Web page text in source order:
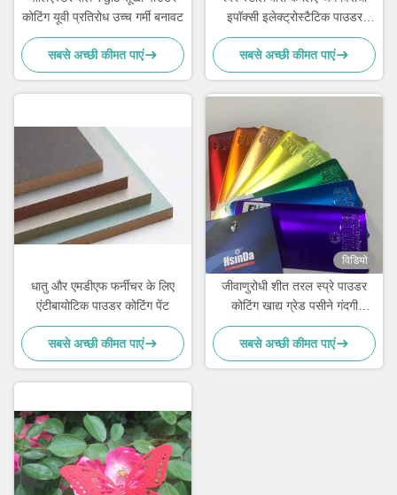
कोटिंग यूवी प्रतिरोध उच्च गर्मी बनावट
सबसे अच्छी कीमत पाएं
इपॉक्सी इलेक्ट्रोस्टैटिक पाउडर
कोटिंग
सबसे अच्छी कीमत पाएं
धातु और एमडीएफ फर्नीचर के लिए
एंटीबायोटिक पाउडर कोटिंग पेंट
सबसे अच्छी कीमत पाएं
विडियो
जीवाणुरोधी शीत तरल स्प्रे पाउडर
कोटिंग खाद्य ग्रेड पसीने गंदगी
प्रतिरोधी
सबसे अच्छी कीमत पाएं